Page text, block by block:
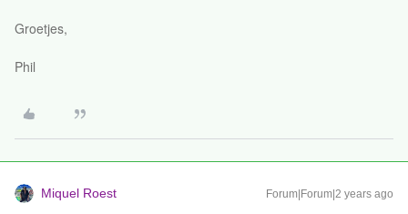
Groetjes,
Phil
Miquel Roest Forum|Forum|2 years ago